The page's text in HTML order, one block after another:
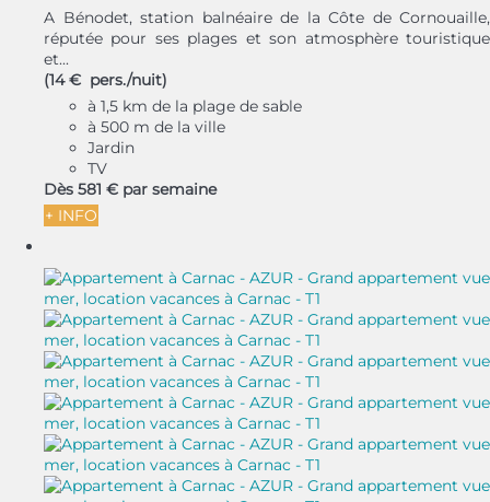
A Bénodet, station balnéaire de la Côte de Cornouaille,
réputée pour ses plages et son atmosphère touristique
et...
(14 € pers./nuit)
à 1,5 km de la plage de sable
à 500 m de la ville
Jardin
TV
Dès 581 € par semaine
+ INFO